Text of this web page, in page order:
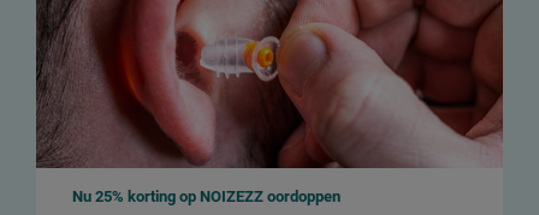
Nu 25% korting op NOIZEZZ oordoppen